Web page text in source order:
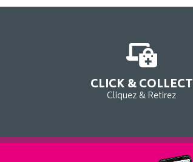
CLICK & COLLECT
Cliquez & Retirez